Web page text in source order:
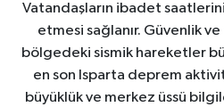
Vatandaşların ibadet
etmesi sağlanır. Güvenlik ve
bölgedeki sismik hareketler
en son Isparta deprem
büyüklük ve merkez üssü